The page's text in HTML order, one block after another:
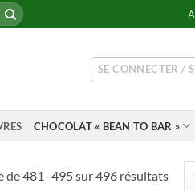
SE CONNECTER /
CHOCOLAT « BEAN TO BAR »
de 481–495 sur 496 résultats